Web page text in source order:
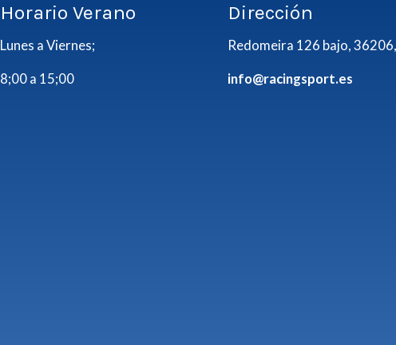
Horario Verano
Lunes a Viernes;
8;00 a 15;00
Dirección
Redomeira 126 bajo,
info@racingsport.es